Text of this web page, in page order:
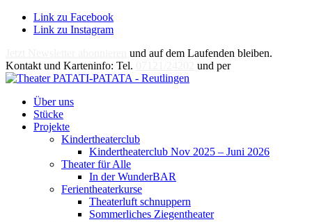
Link zu Facebook
Link zu Instagram
und auf dem Laufenden bleiben.
Kontakt und Karteninfo: Tel.
und per
Über uns
Stücke
Projekte
Kindertheaterclub
Kindertheaterclub Nov 2025 – Juni 2026
Theater für Alle
In der WunderBAR
Ferientheaterkurse
Theaterluft schnuppern
Sommerliches Ziegentheater